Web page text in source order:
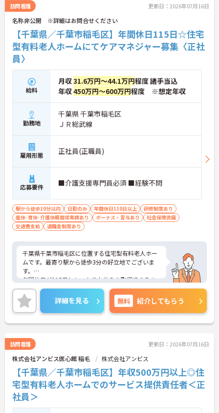
訪問看護 更新日：2026年07月16日
名称非公開 ※詳細はお問合せください
【千葉県／千葉市稲毛区】年間休日115日☆住宅
型有料老人ホームにてケアマネジャー募集〈正社
員〉
給料
月収31.6万円～44.1万円程度 諸手当込
年収450万円～600万円程度 ※想定年収
勤務地
千葉県 千葉市稲毛区
ＪＲ総武線
雇用形態 正社員(正職員)
応募要件 ■介護支援専門員必須 ■経験不問
駅から徒歩10分以内 日勤のみ 年間休日110日以上
研修制度あり
産休･育休･介護休暇取得実績あり
ボーナス・賞与あり
社会保険完備
交通費支給
退職金制度あり
千葉県千葉市稲毛区に位置する住宅型有料老人ホー
ムです。最寄り駅から徒歩3分の好立地でございま
す。
年間休日が115日としっかりお休みを取得できるの
で、ワークライフバランスを大切にしたい方におす
すめです。
ご興味のある方には、面接対策ポイントなど、さら
に詳細をお話しいたしますのでお気軽にご相談くだ
さい！
詳細を見る 無料 紹介してもらう
訪問看護 更新日：2026年07月16日
株式会社アンビス医心館 稲毛 株式会社アンビス
【千葉県／千葉市稲毛区】年収500万円以上◎住
宅型有料老人ホームでのサービス提供責任者＜正
社員＞